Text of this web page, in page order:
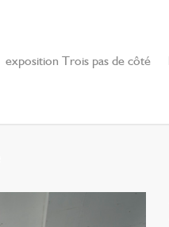
exposition Trois pas de côté